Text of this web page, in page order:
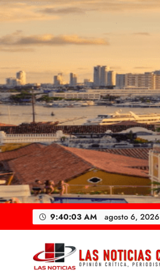
Saltar
contenido
9:40:05 AM agosto 6, 2026